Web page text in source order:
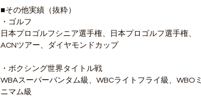
■その他実績（抜粋）
・ゴルフ
日本プロゴルフシニア選手権、日本プロゴルフ選手権、
ACNツアー、ダイヤモンドカップ
・ボクシング世界タイトル戦
WBAスーパーバンタム級、WBCライトフライ級、WBOミ
ニマム級